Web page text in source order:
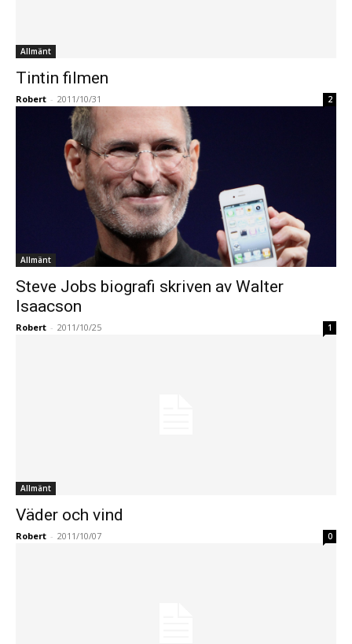
Allmänt
Tintin filmen
Robert - 2011/10/31 2
Allmänt
Steve Jobs biografi skriven av Walter
Isaacson
Robert - 2011/10/25 1
Allmänt
Väder och vind
Robert - 2011/10/07 0